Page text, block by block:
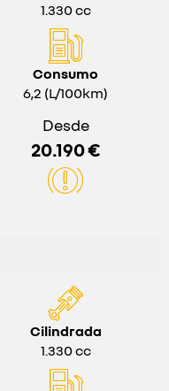
1.330 cc
Consumo
6,2 (L/100km)
Desde
20.190 €
Cilindrada
1.330 cc